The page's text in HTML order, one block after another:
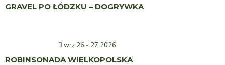
GRAVEL PO ŁÓDZKU – DOGRYWKA
wrz 26 - 27 2026
ROBINSONADA WIELKOPOLSKA